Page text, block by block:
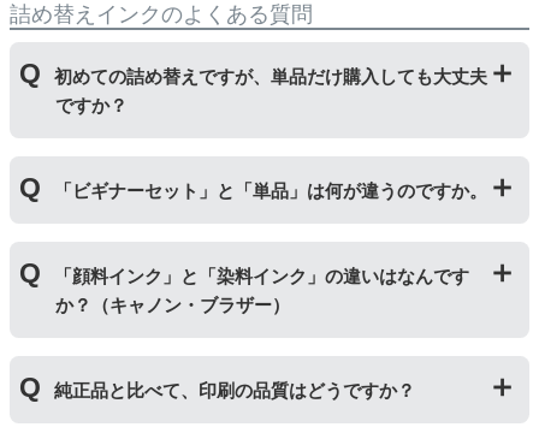
詰め替えインクのよくある質問
初めての詰め替えですが、単品だけ購入しても大丈夫
ですか？
をご購入ください。ビギナーセットには説明書を同封し
ておりますのでご覧いただき、正しく作業を行ってくだ
さい。単品商品には、詰め替えに必要な道具や説明書な
どが入っておりません。
「ビギナーセット」と「単品」は何が違うのですか。
いています。「単品」には説明書や道具が付いておりま
せんので、リピーター様向けに販売しております。
「顔料インク」と「染料インク」の違いはなんです
か？（キャノン・ブラザー）
せます。紫外線に強いため色の劣化が少なく、耐水性に
優れているため印字のにじみが少ないのが特徴です。
純正品と比べて、印刷の品質はどうですか？